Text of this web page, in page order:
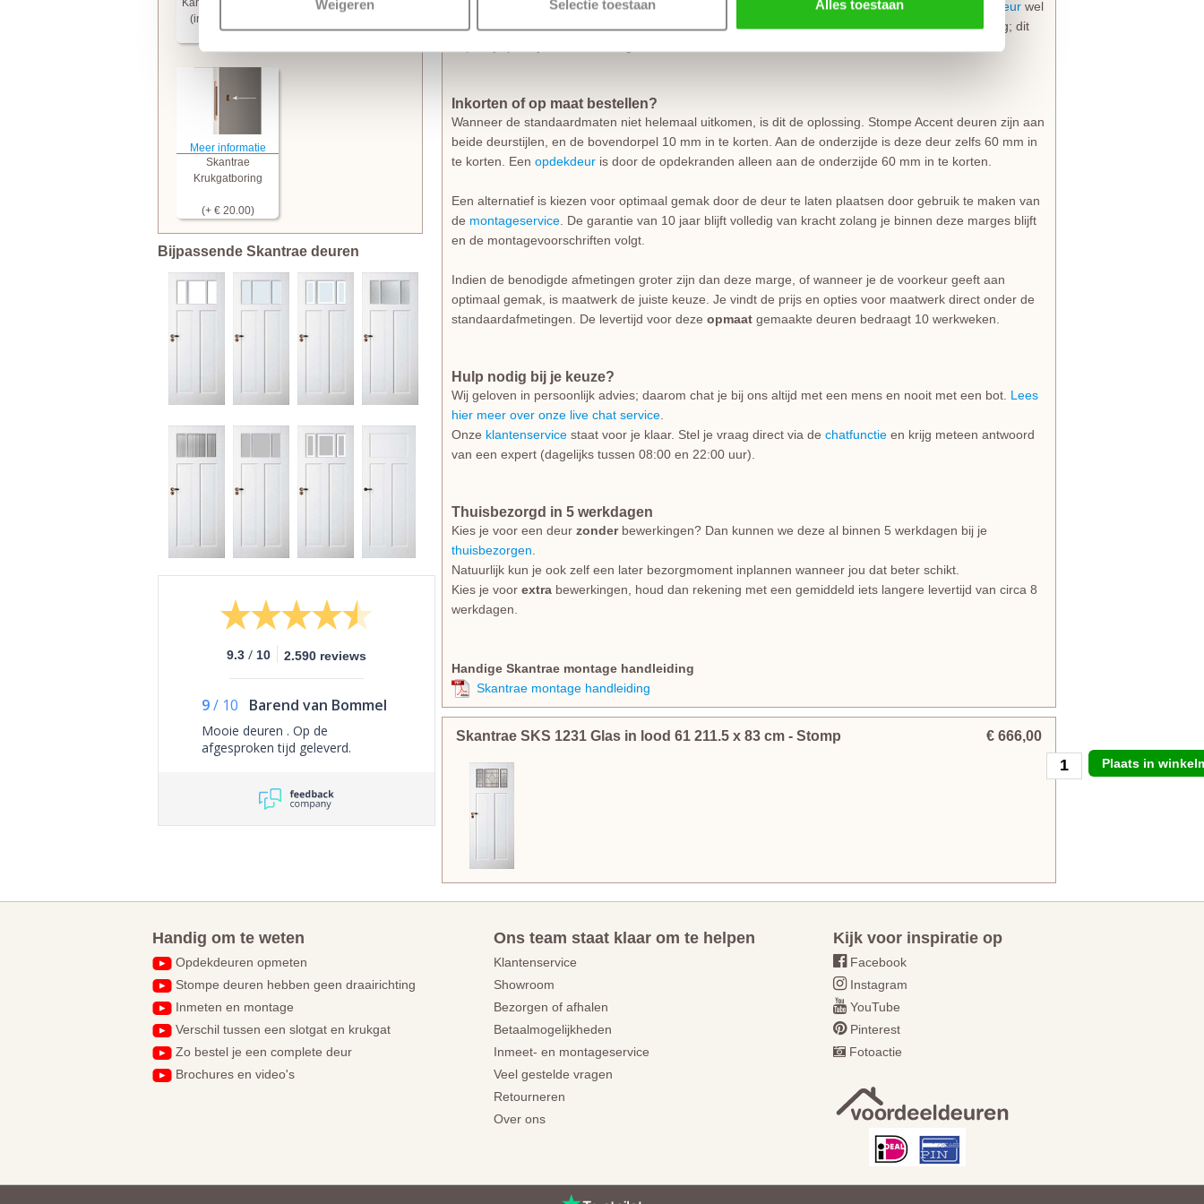
Weigeren Selectie toestaan Alles toestaan
(incl. frezingen)
(+ € 99.95)
(+ € 23.00)
Meer informatie
Skantrae
Krukgatboring
(+ € 20.00)
Bijpassende Skantrae deuren
9.3 / 10 2.590 reviews
9/ 10 Barend van Bommel
Mooie deuren . Op de
afgesproken tijd geleverd.
Hierdoor hang je de deur snel en probleemloos in het kozijn. Let bij het bestellen van een
opdekdeur wel
goed op dedraairichting. Voor eenstompe deuris de draairichting bij de bestelling niet van belang; dit
Inkorten of op maat bestellen?
Wanneer de standaardmaten niet helemaal uitkomen, is dit de oplossing. Stompe Accent deuren zijn aan
beide deurstijlen, en de bovendorpel 10 mm in te korten. Aan de onderzijde is deze deur zelfs 60 mm in
te korten. Een opdekdeur is door de opdekranden alleen aan de onderzijde 60 mm in te korten.
Een alternatief is kiezen voor optimaal gemak door de deur te laten plaatsen door gebruik te maken van
de montageservice . De garantie van 10 jaar blijft volledig van kracht zolang je binnen deze marges blijft
en de montagevoorschriften volgt.
Indien de benodigde afmetingen groter zijn dan deze marge, of wanneer je de voorkeur geeft aan
optimaal gemak, is maatwerk de juiste keuze. Je vindt de prijs en opties voor maatwerk direct onder de
standaardafmetingen. De levertijd voor deze opmaat gemaakte deuren bedraagt 10 werkweken.
Hulp nodig bij je keuze?
Wij geloven in persoonlijk advies; daarom chat je bij ons altijd met een mens en nooit met een bot. Lees
hier meer over onze live chat service
Onze klantenservice staat voor je klaar. Stel je vraag direct via de chatfunctie en krijg meteen antwoord
van een expert (dagelijks tussen 08:00 en 22:00 uur).
Thuisbezorgd in 5 werkdagen
Kies je voor een deur zonderbewerkingen? Dan kunnen we deze al binnen 5 werkdagen bij je
thuisbezorgen
Natuurlijk kun je ook zelf een later bezorgmoment inplannen wanneer jou dat beter schikt.
Kies je voor extra bewerkingen, houd dan rekening met een gemiddeld iets langere levertijd van circa 8
werkdagen.
Handige Skantrae montage handleiding
Skantrae montage handleiding
Skantrae SKS 1231 Glas in lood 61 211.5 x 83 cm - Stomp € 666,00
Plaats in
Handig om te weten
Opdekdeuren opmeten
Stompe deuren hebben geen draairichting
Inmeten en montage
Verschil tussen een slotgat en krukgat
Zo bestel je een complete deur
Brochures en video's
Ons team staat klaar om te helpen
Klantenservice
Showroom
Bezorgen of afhalen
Betaalmogelijkheden
Inmeet- en montageservice
Veel gestelde vragen
Retourneren
Over ons
Kijk voor inspiratie op
Facebook
Instagram
YouTube
Pinterest
Fotoactie